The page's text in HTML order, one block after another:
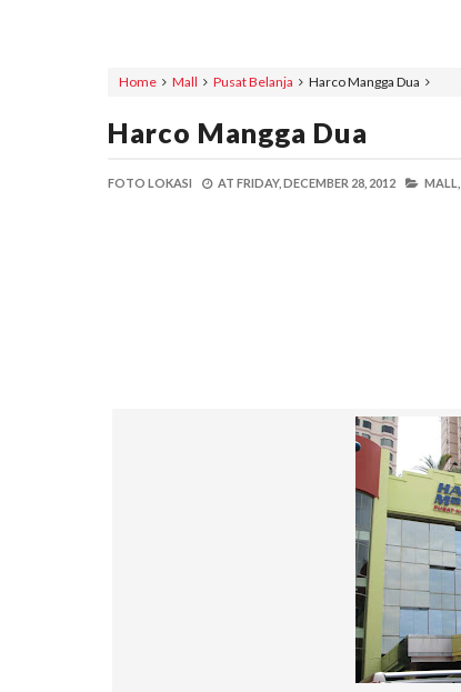
Home Mall Pusat Belanja Harco Mangga Dua
Harco Mangga Dua
FOTO LOKASI AT FRIDAY, DECEMBER 28, 2012 MALL,